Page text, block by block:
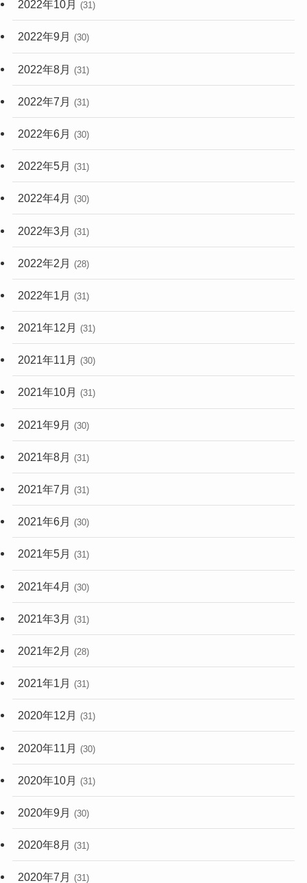
2022年10月 (31)
2022年9月 (30)
2022年8月 (31)
2022年7月 (31)
2022年6月 (30)
2022年5月 (31)
2022年4月 (30)
2022年3月 (31)
2022年2月 (28)
2022年1月 (31)
2021年12月 (31)
2021年11月 (30)
2021年10月 (31)
2021年9月 (30)
2021年8月 (31)
2021年7月 (31)
2021年6月 (30)
2021年5月 (31)
2021年4月 (30)
2021年3月 (31)
2021年2月 (28)
2021年1月 (31)
2020年12月 (31)
2020年11月 (30)
2020年10月 (31)
2020年9月 (30)
2020年8月 (31)
2020年7月 (31)